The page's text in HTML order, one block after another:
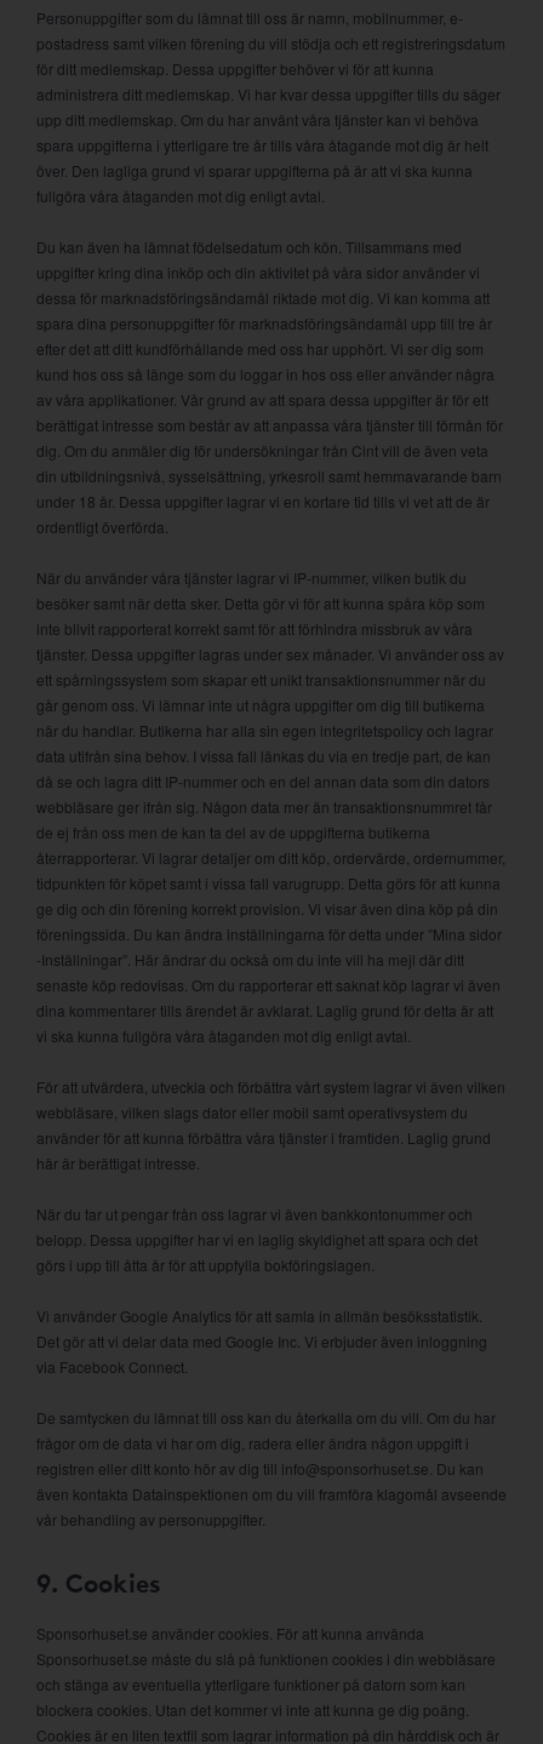
Personuppgifter som du lämnat till oss är namn, mobilnummer, e-
postadress samt vilken förening du vill stödja och ett registreringsdatum
för ditt medlemskap. Dessa uppgifter behöver vi för att kunna
administrera ditt medlemskap. Vi har kvar dessa uppgifter tills du säger
upp ditt medlemskap. Om du har använt våra tjänster kan vi behöva
spara uppgifterna i ytterligare tre år tills våra åtagande mot dig är helt
över. Den lagliga grund vi sparar uppgifterna på är att vi ska kunna
fullgöra våra åtaganden mot dig enligt avtal.
Du kan även ha lämnat födelsedatum och kön. Tillsammans med
uppgifter kring dina inköp och din aktivitet på våra sidor använder vi
dessa för marknadsföringsändamål riktade mot dig. Vi kan komma att
spara dina personuppgifter för marknadsföringsändamål upp till tre år
efter det att ditt kundförhållande med oss har upphört. Vi ser dig som
kund hos oss så länge som du loggar in hos oss eller använder några
av våra applikationer. Vår grund av att spara dessa uppgifter är för ett
berättigat intresse som består av att anpassa våra tjänster till förmån för
dig. Om du anmäler dig för undersökningar från Cint vill de även veta
din utbildningsnivå, sysselsättning, yrkesroll samt hemmavarande barn
under 18 år. Dessa uppgifter lagrar vi en kortare tid tills vi vet att de är
ordentligt överförda.
När du använder våra tjänster lagrar vi IP-nummer, vilken butik du
besöker samt när detta sker. Detta gör vi för att kunna spåra köp som
inte blivit rapporterat korrekt samt för att förhindra missbruk av våra
tjänster. Dessa uppgifter lagras under sex månader. Vi använder oss av
ett spårningssystem som skapar ett unikt transaktionsnummer när du
går genom oss. Vi lämnar inte ut några uppgifter om dig till butikerna
när du handlar. Butikerna har alla sin egen integritetspolicy och lagrar
data utifrån sina behov. I vissa fall länkas du via en tredje part, de kan
då se och lagra ditt IP-nummer och en del annan data som din dators
webbläsare ger ifrån sig. Någon data mer än transaktionsnummret får
de ej från oss men de kan ta del av de uppgifterna butikerna
återrapporterar. Vi lagrar detaljer om ditt köp, ordervärde, ordernummer,
tidpunkten för köpet samt i vissa fall varugrupp. Detta görs för att kunna
ge dig och din förening korrekt provision. Vi visar även dina köp på din
föreningssida. Du kan ändra inställningarna för detta under ”Mina sidor
-Inställningar”. Här ändrar du också om du inte vill ha mejl där ditt
senaste köp redovisas. Om du rapporterar ett saknat köp lagrar vi även
dina kommentarer tills ärendet är avklarat. Laglig grund för detta är att
vi ska kunna fullgöra våra åtaganden mot dig enligt avtal.
För att utvärdera, utveckla och förbättra vårt system lagrar vi även vilken
webbläsare, vilken slags dator eller mobil samt operativsystem du
använder för att kunna förbättra våra tjänster i framtiden. Laglig grund
här är berättigat intresse.
När du tar ut pengar från oss lagrar vi även bankkontonummer och
belopp. Dessa uppgifter har vi en laglig skyldighet att spara och det
görs i upp till åtta år för att uppfylla bokföringslagen.
Vi använder Google Analytics för att samla in allmän besöksstatistik.
Det gör att vi delar data med Google Inc. Vi erbjuder även inloggning
via Facebook Connect.
De samtycken du lämnat till oss kan du återkalla om du vill. Om du har
frågor om de data vi har om dig, radera eller ändra någon uppgift i
registren eller ditt konto hör av dig till info@sponsorhuset.se. Du kan
även kontakta Datainspektionen om du vill framföra klagomål avseende
vår behandling av personuppgifter.
9. Cookies
Sponsorhuset.se använder cookies. För att kunna använda
Sponsorhuset.se måste du slå på funktionen cookies i din webbläsare
och stänga av eventuella ytterligare funktioner på datorn som kan
blockera cookies. Utan det kommer vi inte att kunna ge dig poäng.
Cookies är en liten textfil som lagrar information på din hårddisk och är